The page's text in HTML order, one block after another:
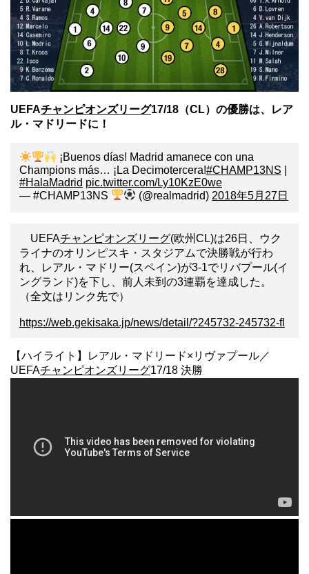
UEFAチャンピオンズリーグ17/18（CL）の優勝は、レア
ル・マドリードに！
¡Buenos días! Madrid amanece con una
Champions más… ¡La Decimotercera!#CHAMP13NS
#HalaMadrid pic.twitter.com/Ly10KzE0we
— #CHAMP13NS
(@realmadrid) 2018年5月27日
UEFAチャンピオンズリーグ(欧州CL)は26日、ウク
ライナのオリンピスキ・スタジアムで決勝戦が行わ
れ、レアル・マドリー(スペイン)が3-1でリバプール(イ
ングランド)を下し、前人未到の3連覇を達成した。
（全文はリンク先で）
https://web.gekisaka.jp/news/detail/?245732-245732-fl
【ハイライト】レアル・マドリード×リヴァプール／
UEFAチャンピオンズリーグ17/18 決勝